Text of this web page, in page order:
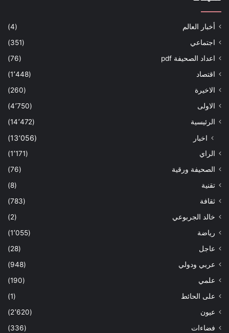
أخبار العالم
(4)
اجتماعي
(351)
اعداد الصحيفة pdf
(76)
اقتصاد
(1٬448)
الاخيرة
(260)
الاولى
(4٬750)
الرئيسية
(14٬472)
اخبار (13٬056)
الراي
(1٬171)
الصحيفة ورقية
(76)
تقنية
(8)
ثقافة
(783)
خالد الجربوعي
(2)
رياضة
(1٬055)
عاجل
(28)
عربي ودولي
(948)
علمي
(190)
على الحائط
(1)
عيون
(2٬620)
فضاءات
(336)